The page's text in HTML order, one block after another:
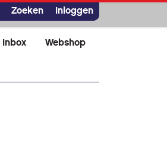
Zoeken Inloggen
Inbox Webshop